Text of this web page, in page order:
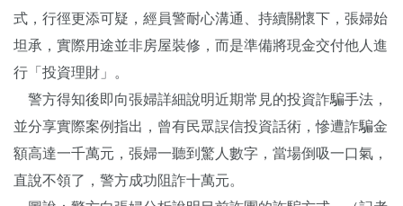
式，行徑更添可疑，經員警耐心溝通、持續關懷下，張婦始
坦承，實際用途並非房屋裝修，而是準備將現金交付他人進
行「投資理財」。
警方得知後即向張婦詳細說明近期常見的投資詐騙手法，
並分享實際案例指出，曾有民眾誤信投資話術，慘遭詐騙金
額高達一千萬元，張婦一聽到驚人數字，當場倒吸一口氣，
直說不領了，警方成功阻詐十萬元。